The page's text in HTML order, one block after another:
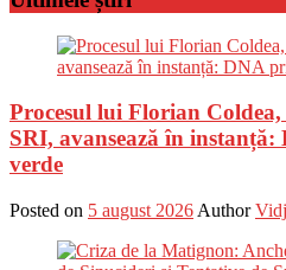
Procesul lui Florian
SRI, avansează în
verde
Posted on 5 august 2026 Author